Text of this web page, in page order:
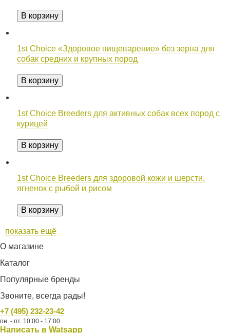
В корзину
1st Choice «Здоровое пищеварение» без зерна для
собак средних и крупных пород
В корзину
1st Choice Breeders для активных собак всех пород с
курицей
В корзину
1st Choice Breeders для здоровой кожи и шерсти,
ягненок с рыбой и рисом
В корзину
показать ещё
О магазине
Каталог
Популярные бренды
Звоните, всегда рады!
+7 (495) 232-23-42
пн. - пт. 10:00 - 17:00
Написать в Watsapp